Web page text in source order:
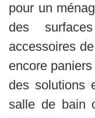
pour un
des
accessoires
encore
des solutions
salle de bain